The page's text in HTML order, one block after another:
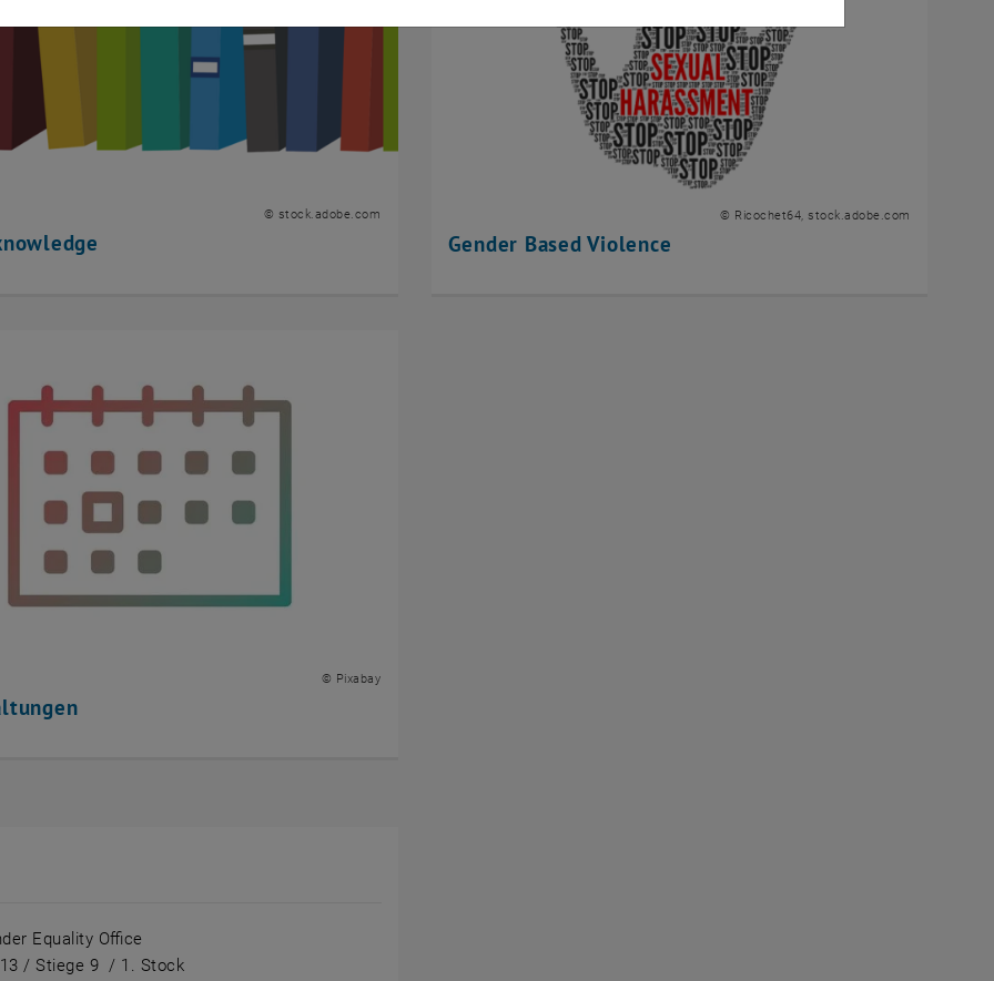
© stock.adobe.com
Gender Based Violence
© Ricochet64, stock.adobe.com
© Pixabay
Equality Office
/ Stiege 9 / 1. Stock